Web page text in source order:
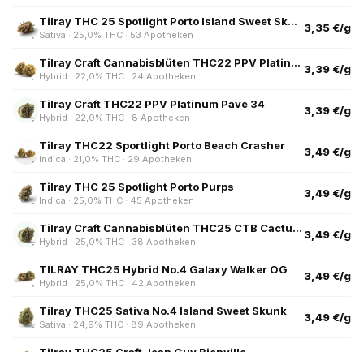
Tilray THC 25 Spotlight Porto Island Sweet Skunk
Sativa · 25,0% THC · 53 Apotheken
3,35 €/g
Tilray Craft Cannabisblüten THC22 PPV Platinum Pave
Hybrid · 22,0% THC · 24 Apotheken
3,39 €/g
Tilray Craft THC22 PPV Platinum Pave 34
Hybrid · 22,0% THC · 8 Apotheken
3,39 €/g
Tilray THC22 Sportlight Porto Beach Crasher
Indica · 21,0% THC · 29 Apotheken
3,49 €/g
Tilray THC 25 Spotlight Porto Purps
Indica · 25,0% THC · 45 Apotheken
3,49 €/g
Tilray Craft Cannabisblüten THC25 CTB Cactus Breath
Hybrid · 25,0% THC · 38 Apotheken
3,49 €/g
TILRAY THC25 Hybrid No.4 Galaxy Walker OG
Hybrid · 25,0% THC · 42 Apotheken
3,49 €/g
Tilray THC25 Sativa No.4 Island Sweet Skunk
Sativa · 24,9% THC · 89 Apotheken
3,49 €/g